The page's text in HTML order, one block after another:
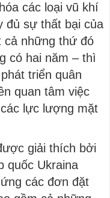
các loại vũ khí
đủ sự thất bại của
cả những thứ đó
có hai năm – thì
triển quân
quan tâm việc
lực lượng mặt
giải thích bởi
quốc Ukraina
các đơn đặt